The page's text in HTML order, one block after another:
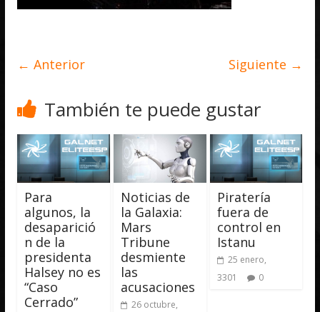
← Anterior Siguiente →
También te puede gustar
Para
algunos, la
desaparició
n de la
presidenta
Halsey no es
“Caso
Cerrado”
Noticias de
la Galaxia:
Mars
Tribune
desmiente
las
acusaciones
26 octubre,
Piratería
fuera de
control en
Istanu
25 enero,
3301
0